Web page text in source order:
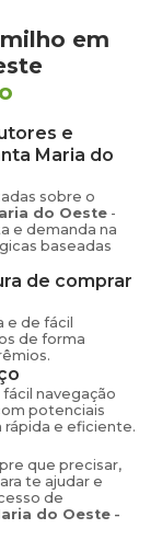
em
e
Maria do
sobre o
do Oeste -
e demanda na
baseadas
de comprar
e de fácil
de forma
navegação
potenciais
e eficiente.
que precisar,
te ajudar e
de
do Oeste -